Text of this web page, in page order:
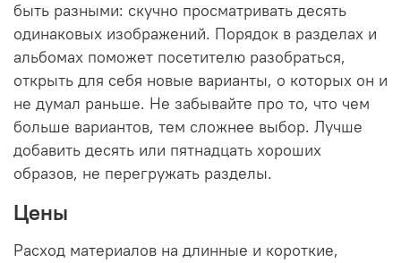
быть разными: скучно просматривать десять
одинаковых изображений. Порядок в разделах и
альбомах поможет посетителю разобраться,
открыть для себя новые варианты, о которых он и
не думал раньше. Не забывайте про то, что чем
больше вариантов, тем сложнее выбор. Лучше
добавить десять или пятнадцать хороших
образов, не перегружать разделы.
Цены
Расход материалов на длинные и короткие,